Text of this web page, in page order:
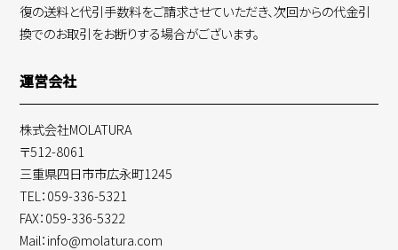
復の送料と代引手数料をご請求させていただき、次回からの代金引
換でのお取引をお断りする場合がございます。
運営会社
株式会社MOLATURA
〒512-8061
三重県四日市市広永町1245
TEL：059-336-5321
FAX：059-336-5322
Mail：info@molatura.com